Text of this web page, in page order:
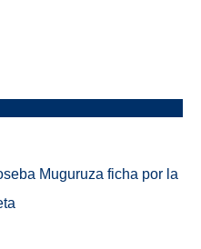
Muguruza ficha por la